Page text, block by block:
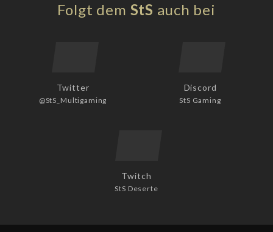
Folgt dem StS auch bei
Twitter
@StS_Multigaming
Discord
StS Gaming
Twitch
StS Deserte